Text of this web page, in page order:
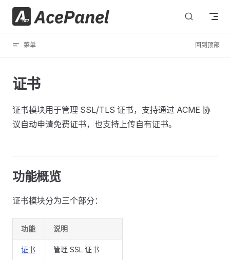
跳转到内容
菜单 回到顶部
证书
证书模块用于管理 SSL/TLS 证书，支持通过 ACME 协
议自动申请免费证书，也支持上传自有证书。
功能概览
证书模块分为三个部分：
功能 说明
证书 管理 SSL 证书